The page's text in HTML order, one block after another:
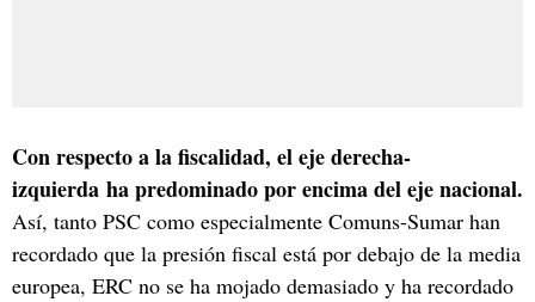
Con respecto a la fiscalidad, el eje derecha-
izquierda ha predominado por encima del eje nacional.
Así, tanto PSC como especialmente Comuns-Sumar han
recordado que la presión fiscal está por debajo de la media
europea, ERC no se ha mojado demasiado y ha recordado